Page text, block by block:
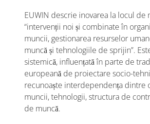
EUWIN descrie inovarea la locul de
“intervenții noi și combinate în
muncii, gestionarea resurselor
muncă și tehnologiile de sprijin”.
sistemică, influențată în parte de
europeană de proiectare socio-
recunoaște interdependența dintre
muncii, tehnologii, structura de
de muncă.